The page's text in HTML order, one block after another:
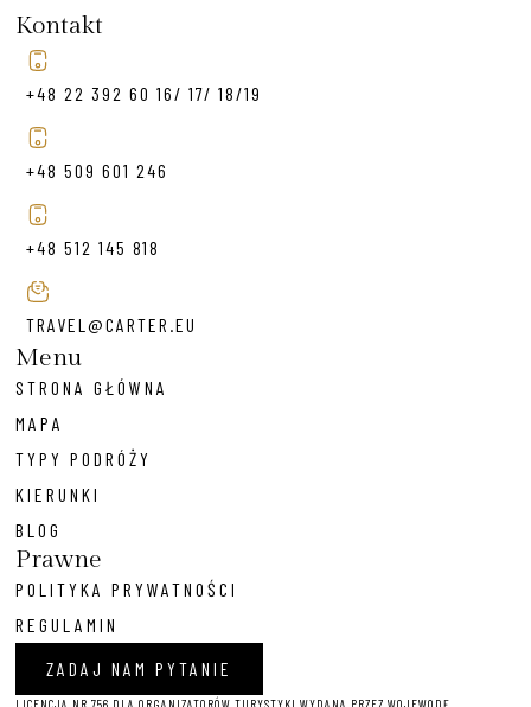
Kontakt
+48 22 392 60 16/ 17/ 18/19
+48 509 601 246
+48 512 145 818
TRAVEL@CARTER.EU
Menu
STRONA GŁÓWNA
MAPA
TYPY PODRÓŻY
KIERUNKI
BLOG
Prawne
POLITYKA PRYWATNOŚCI
REGULAMIN
ZADAJ NAM PYTANIE